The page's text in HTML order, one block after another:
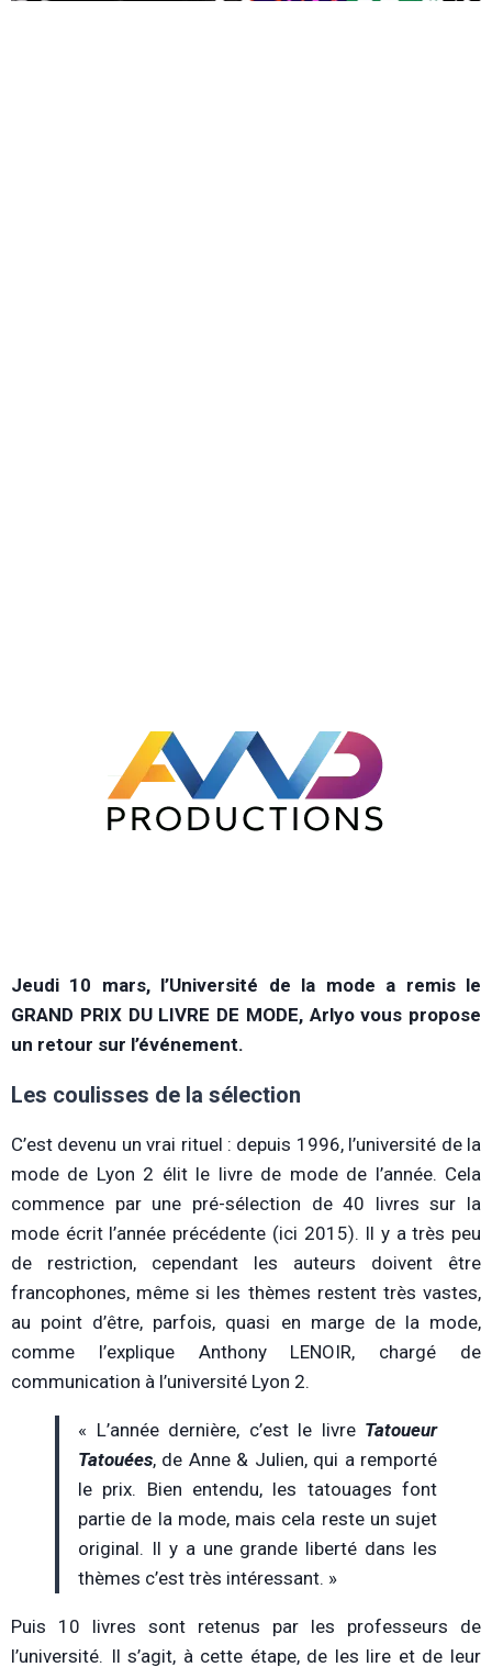
Jeudi 10 mars, l’Université de la mode a remis le
GRAND PRIX DU LIVRE DE MODE, Arlyo vous propose
un retour sur l’événement.
Les coulisses de la sélection
C’est devenu un vrai rituel : depuis 1996, l’université de la
mode de Lyon 2 élit le livre de mode de l’année. Cela
commence par une pré-sélection de 40 livres sur la
mode écrit l’année précédente (ici 2015). Il y a très peu
de restriction, cependant les auteurs doivent être
francophones, même si les thèmes restent très vastes,
au point d’être, parfois, quasi en marge de la mode,
comme l’explique Anthony LENOIR, chargé de
communication à l’université Lyon 2.
« L’année dernière, c’est le livre Tatoueur
Tatouées, de Anne & Julien, qui a remporté
le prix. Bien entendu, les tatouages font
partie de la mode, mais cela reste un sujet
original. Il y a une grande liberté dans les
thèmes c’est très intéressant. »
Puis 10 livres sont retenus par les professeurs de
l’université. Il s’agit, à cette étape, de les lire et de leur